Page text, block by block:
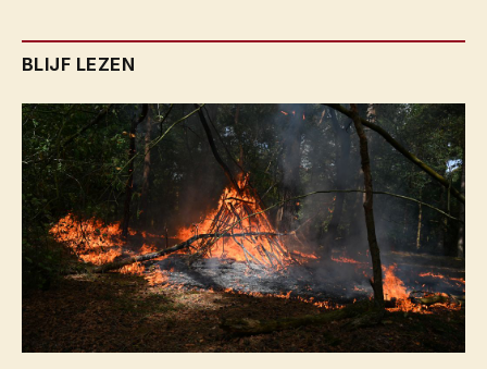
BLIJF LEZEN